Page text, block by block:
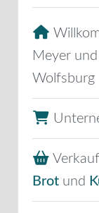
Meyer
Wolfsburg
Brot und